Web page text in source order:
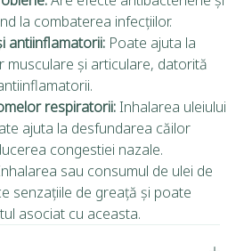
la combaterea infecțiilor.
antiinflamatorii: Poate ajuta la
musculare și articulare, datorită
respiratorii:Inhalarea uleiului
ajuta la desfundarea căilor
congestiei nazale.
sau consumul de ulei de
senzațiile de greață și poate
asociat cu aceasta.